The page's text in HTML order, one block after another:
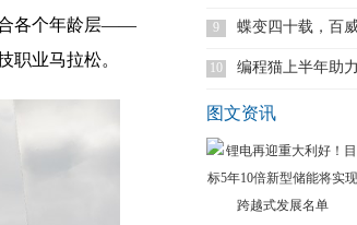
合各个年龄层——
职业马拉松。
9
蝶变四十载，百
国
10
编程猫上半年助
图文资讯